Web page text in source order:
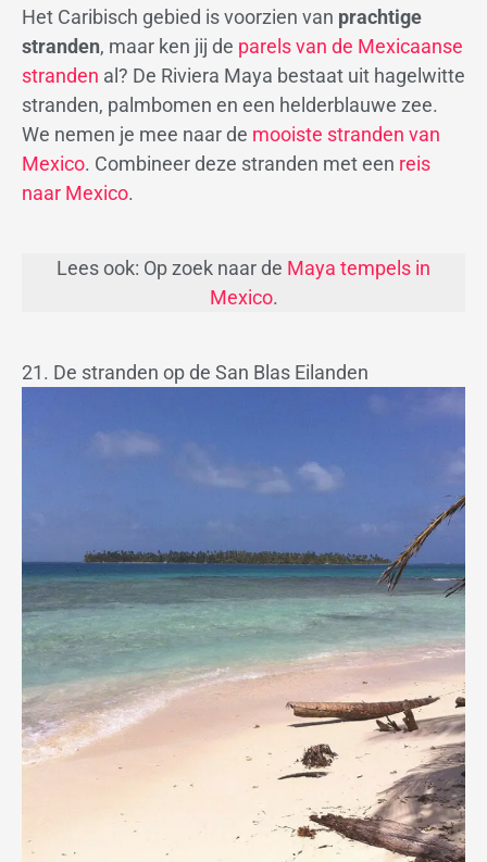
Het Caribisch gebied is voorzien van prachtige
stranden, maar ken jij de parels van de Mexicaanse
stranden al? De Riviera Maya bestaat uit hagelwitte
stranden, palmbomen en een helderblauwe zee.
We nemen je mee naar de mooiste stranden van
Mexico. Combineer deze stranden met een reis
naar Mexico.
Lees ook: Op zoek naar de Maya tempels in
Mexico.
21. De stranden op de San Blas Eilanden